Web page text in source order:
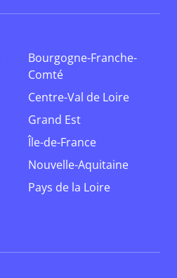
Bourgogne-Franche-
Comté
Centre-Val de Loire
Grand Est
Île-de-France
Nouvelle-Aquitaine
Pays de la Loire